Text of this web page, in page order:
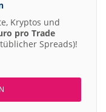
Kryptos und
pro Trade
Spreads)!